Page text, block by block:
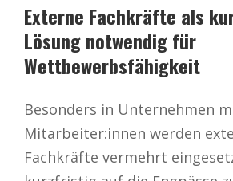
Externe Fachkräfte als
Lösung notwendig für
Wettbewerbsfähigkeit
Besonders in Unternehmen
Mitarbeiter:innen werden
Fachkräfte vermehrt